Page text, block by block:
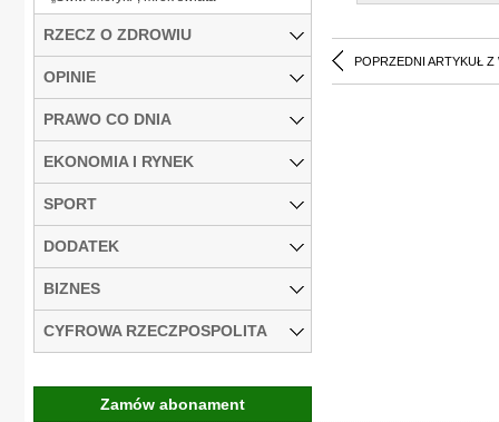
POPRZEDNI ARTYKUŁ Z
RZECZ O ZDROWIU
OPINIE
PRAWO CO DNIA
EKONOMIA I RYNEK
SPORT
DODATEK
BIZNES
CYFROWA RZECZPOSPOLITA
Zamów abonament